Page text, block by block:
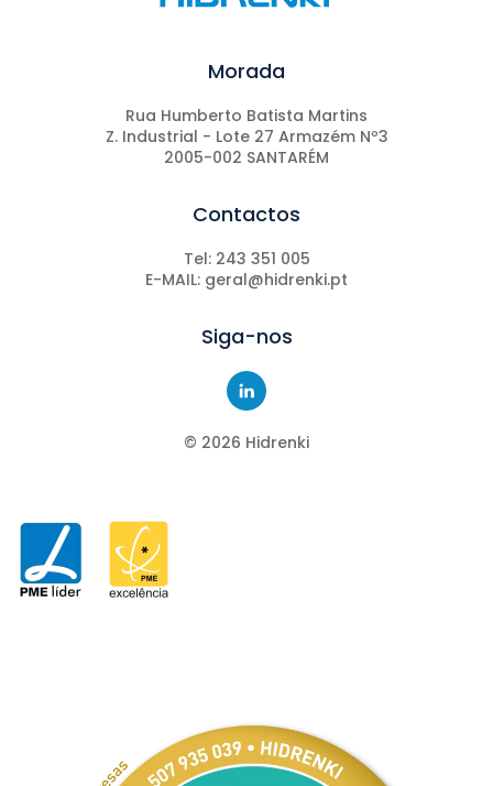
Morada
Rua Humberto Batista Martins
Z. Industrial - Lote 27 Armazém Nº3
2005-002 SANTARÉM
Contactos
Tel: 243 351 005
E-MAIL: geral@hidrenki.pt
Siga-nos
© 2026 Hidrenki